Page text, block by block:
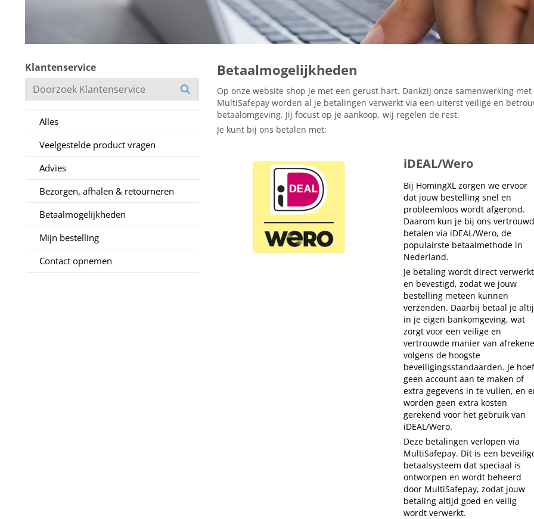
Klantenservice
Alles
Veelgestelde product vragen
Advies
Bezorgen, afhalen & retourneren
Betaalmogelijkheden
Mijn bestelling
Contact opnemen
Betaalmogelijkheden
Op onze website shop je met een gerust hart. Dankzij onze samenwerking met
MultiSafepay worden al je betalingen verwerkt via een uiterst veilige en
betaalomgeving. Jij focust op je aankoop, wij regelen de rest.
Je kunt bij ons betalen met:
iDEAL/Wero
Bij HomingXL zorgen we ervoor
dat jouw bestelling snel en
probleemloos wordt afgerond.
Daarom kun je bij ons vertrouwd
betalen via iDEAL/Wero, de
populairste betaalmethode in
Nederland.
Je betaling wordt direct verwerkt
en bevestigd, zodat we jouw
bestelling meteen kunnen
verzenden. Daarbij betaal je
in je eigen bankomgeving, wat
zorgt voor een veilige en
vertrouwde manier van
volgens de hoogste
beveiligingsstandaarden. Je
geen account aan te maken of
extra gegevens in te vullen, en
worden geen extra kosten
gerekend voor het gebruik van
iDEAL/Wero.
Deze betalingen verlopen via
MultiSafepay. Dit is een
betaalsysteem dat speciaal is
ontworpen en wordt beheerd
door MultiSafepay, zodat jouw
betaling altijd goed en veilig
wordt verwerkt.